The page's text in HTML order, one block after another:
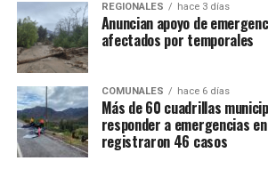
REGIONALES hace 3 días
Anuncian apoyo de
afectados por temporales
COMUNALES hace 6 días
Más de 60 cuadrillas
responder a emergencias
registraron 46 casos